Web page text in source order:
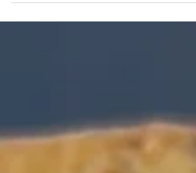
de vanille Préparation: Mélanger les ingrédients et